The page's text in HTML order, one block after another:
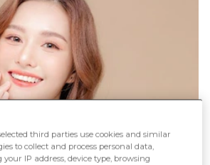
third parties use cookies and similar
to collect and process personal data,
IP address, device type, browsing